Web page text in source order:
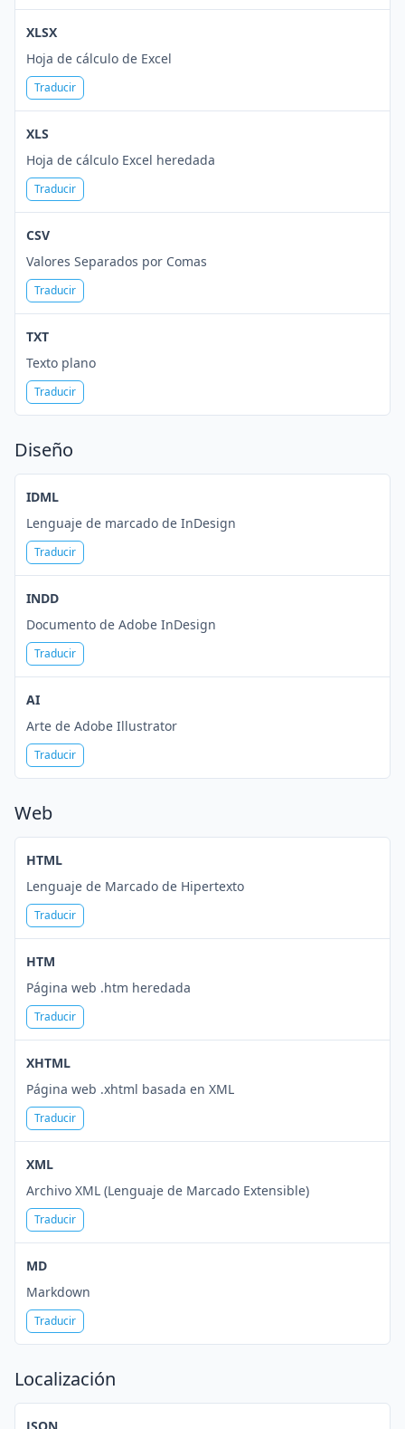
XLSX
Hoja de cálculo de Excel
Traducir
XLS
Hoja de cálculo Excel heredada
Traducir
CSV
Valores Separados por Comas
Traducir
TXT
Texto plano
Traducir
Diseño
IDML
Lenguaje de marcado de InDesign
Traducir
INDD
Documento de Adobe InDesign
Traducir
AI
Arte de Adobe Illustrator
Traducir
Web
HTML
Lenguaje de Marcado de Hipertexto
Traducir
HTM
Página web .htm heredada
Traducir
XHTML
Página web .xhtml basada en XML
Traducir
XML
Archivo XML (Lenguaje de Marcado Extensible)
Traducir
MD
Markdown
Traducir
Localización